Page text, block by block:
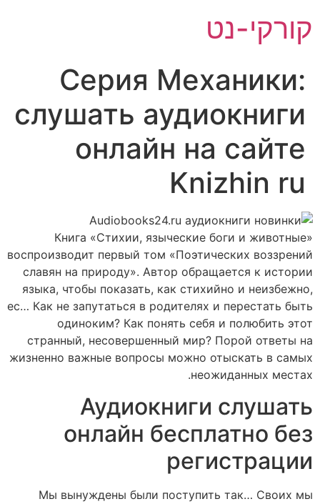
לתוכן
קורקי-נט
Серия Механики:
слушать аудиокниги
онлайн на сайте
Knizhin ru
Книга «Стихии, языческие боги и животные»
воспроизводит первый том «Поэтических воззрений
славян на природу». Автор обращается к истории
языка, чтобы показать, как стихийно и неизбежно,
ес… Как не запутаться в родителях и перестать быть
одиноким? Как понять себя и полюбить этот
странный, несовершенный мир? Порой ответы на
жизненно важные вопросы можно отыскать в самых
неожиданных местах.
Аудиокниги слушать
онлайн бесплатно без
регистрации
Мы вынуждены были поступить так… Своих мы